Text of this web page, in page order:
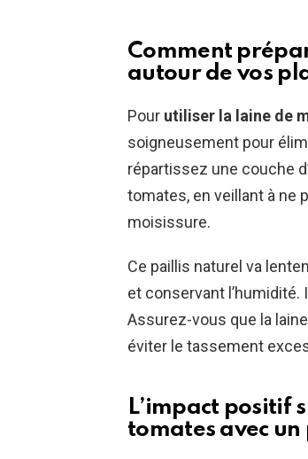
Comment
autour de vos
Pour utiliser la laine de
soigneusement pour
répartissez une couche
tomates, en veillant à ne
moisissure.
Ce paillis naturel va
et conservant
Assurez-vous que la
éviter le tassement
L’impact positif
tomates avec